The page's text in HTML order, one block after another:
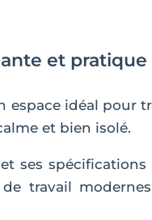
et pratique
espace idéal pour
et bien isolé.
ses
travail